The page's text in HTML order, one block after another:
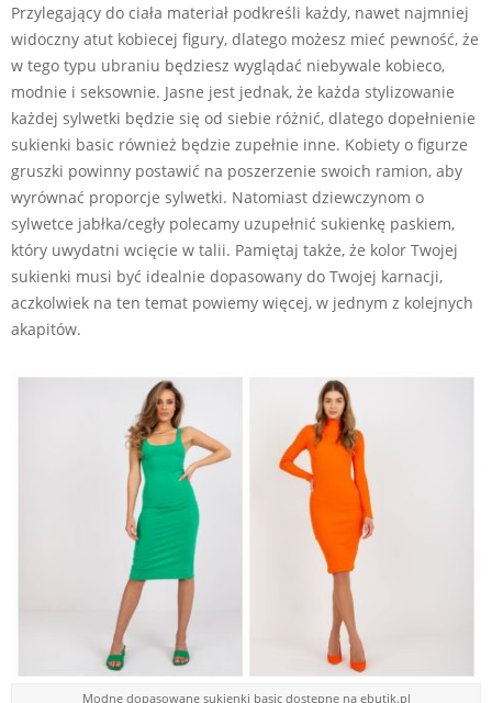
Przylegający do ciała materiał podkreśli każdy, nawet najmniej
widoczny atut kobiecej figury, dlatego możesz mieć pewność, że
w tego typu ubraniu będziesz wyglądać niebywale kobieco,
modnie i seksownie. Jasne jest jednak, że każda stylizowanie
każdej sylwetki będzie się od siebie różnić, dlatego dopełnienie
sukienki basic również będzie zupełnie inne. Kobiety o figurze
gruszki powinny postawić na poszerzenie swoich ramion, aby
wyrównać proporcje sylwetki. Natomiast dziewczynom o
sylwetce jabłka/cegły polecamy uzupełnić sukienkę paskiem,
który uwydatni wcięcie w talii. Pamiętaj także, że kolor Twojej
sukienki musi być idealnie dopasowany do Twojej karnacji,
aczkolwiek na ten temat powiemy więcej, w jednym z kolejnych
akapitów.
Modne dopasowane sukienki basic dostępne na ebutik.pl